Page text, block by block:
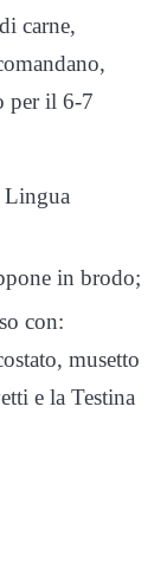
carne,
per il 6-7
Lingua
in brodo;
con:
musetto
e la Testina